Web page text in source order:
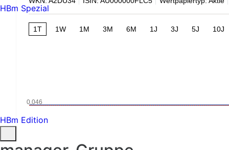
1T 1W 1M 3M 6M 1J 3J 5J 10J
0,046
HBm Spezial
HBm Edition